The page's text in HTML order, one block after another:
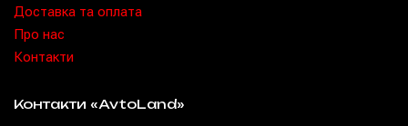
Доставка та оплата
Про нас
Контакти
Контакти «AvtoLand»